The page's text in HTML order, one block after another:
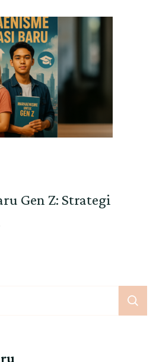
Gen Z: Strategi